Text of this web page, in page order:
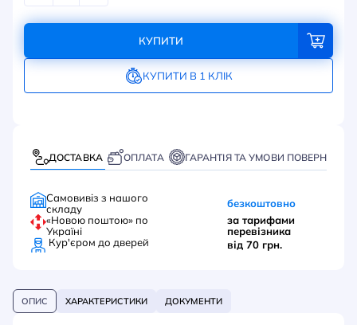
КУПИТИ
КУПИТИ В 1 КЛІК
ДОСТАВКА ОПЛАТА ГАРАНТІЯ ТА УМОВИ ПОВЕРНЕННЯ
Самовивіз з нашого
складу
безкоштовно
«Новою поштою» по
Україні
за тарифами
перевізника
Кур'єром до дверей від 70 грн.
ОПИС ХАРАКТЕРИСТИКИ ДОКУМЕНТИ